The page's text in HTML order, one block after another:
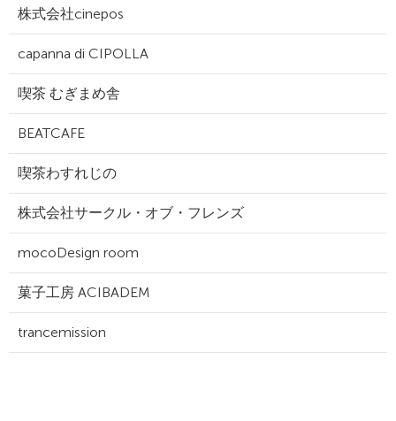
株式会社cinepos
capanna di CIPOLLA
喫茶 むぎまめ舎
BEATCAFE
喫茶わすれじの
株式会社サークル・オブ・フレンズ
mocoDesign room
菓子工房 ACIBADEM
trancemission